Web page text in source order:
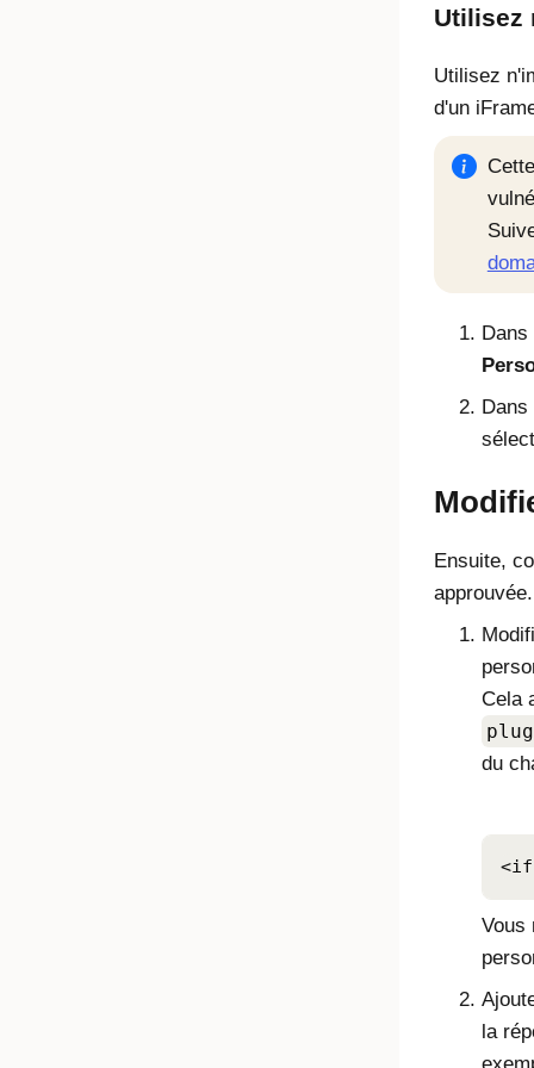
Utilisez
Utilisez
d'un
Dans
Ensuite,
approuvée.
Cela
du
Vous
la